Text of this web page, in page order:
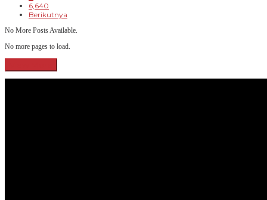
6,640
Berikutnya
No More Posts Available.
No more pages to load.